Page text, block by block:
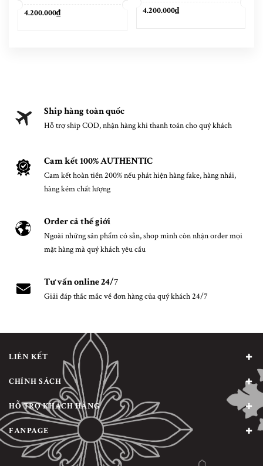
4.200.000₫ 4.200.000₫
Ship hàng toàn quốc
Hỗ trợ ship COD, nhận hàng khi thanh toán cho quý khách
Cam kết 100% AUTHENTIC
Cam kết hoàn tiền 200% nếu phát hiện hàng fake, hàng nhái,
hàng kém chất lượng
Order cả thế giới
Ngoài những sản phẩm có sẵn, shop mình còn nhận order mọi
mặt hàng mà quý khách yêu cầu
Tư vấn online 24/7
Giải đáp thắc mắc về đơn hàng của quý khách 24/7
LIÊN KẾT
CHÍNH SÁCH
HỖ TRỢ KHÁCH HÀNG
FANPAGE